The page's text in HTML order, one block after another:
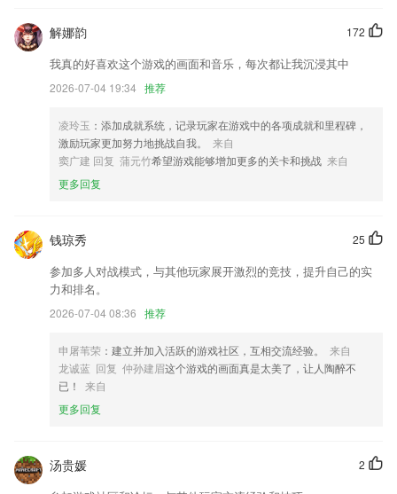
6.课文反复听，重点跟读，课文句子中英文对比复读，全面提升孩子的英
语口语。
c7电子娱乐软件下载更新了什么?
优化酒店品牌筛选
增加考勤范围查看功能。
照片拼图效率提升
提升了用户体验.
联系我们
以上就是c7电子娱乐软件下载的介绍，如果您喜欢这款软件，您可以到
应用商店进行打分评论，说出您的使用经历，以帮助我们更好的对产品进
行优化修改。
172
解娜韵
我真的好喜欢这个游戏的画面和音乐，每次都让我沉浸其中
2026-07-04 19:34 推荐
凌玲玉 ：添加成就系统，记录玩家在游戏中的各项成就和里程碑，
激励玩家更加努力地挑战自我。
来自
窦广建 回复 蒲元竹希望游戏能够增加更多的关卡和挑战 来自
更多回复
25
钱琼秀
参加多人对战模式，与其他玩家展开激烈的竞技，提升自己的实
力和排名。
2026-07-04 08:36 推荐
申屠苇荣 ：建立并加入活跃的游戏社区，互相交流经验。
来自
龙诚蓝 回复 仲孙建眉这个游戏的画面真是太美了，让人陶醉不
已！
来自
更多回复
2
汤贵媛